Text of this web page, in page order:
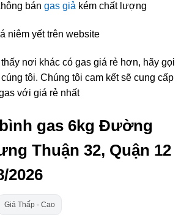
bán gas giả kém chất lượng
niêm yết trên website
nơi khác có gas giá rẻ hơn, hãy gọi
tôi. Chúng tôi cam kết sẽ cung cấp
với giá rẻ nhất
gas 6kg Đường
Thuận 32, Quận 12
2026
Giá Thấp - Cao